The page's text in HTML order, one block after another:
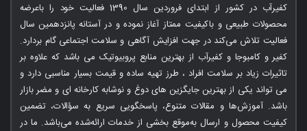
کفیرآب در کشور از ابتدای فروردین سال 1390 فعالیت خود را باعرضه
محصولات طبیعی و باکیفیت ممتاز آغاز نموده و در آستانه پانزدهمین سال
فعالیت تلاش می‌کند در جهت افزایش آگاهی و سلامت اجتماعی گام بردارد.
کفیر و کامبوجا و کفیرآب از بهترین منابع پروبیوتیک می باشد که علاوه بر
تاثیرات زیاد بر سلامت افراد ، طرز تهیه ساده و قیمت بسیار مناسبی دارد و
می تواند یکی از بهترین جایگزین های دوغ و نوشابه کارخانه ای و مضر بازار
باشد. آموزش‌ها و مقالات متنوع، پاسخگویی سریع به سؤالات، تضمین
کیفیت محصول و ارسال به‌موقع بخشی از خدمات ارائه‌شده می‌باشد. ما در